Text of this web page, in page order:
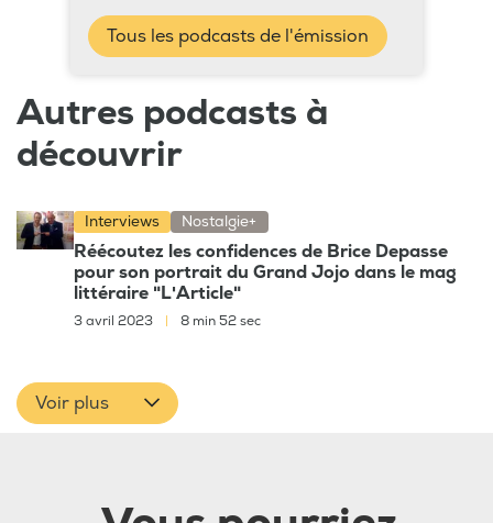
Tous les podcasts de l'émission
Autres podcasts à
découvrir
Interviews Nostalgie+
Réécoutez les confidences de Brice Depasse
pour son portrait du Grand Jojo dans le mag
littéraire "L'Article"
3 avril 2023 8 min 52 sec
Voir plus